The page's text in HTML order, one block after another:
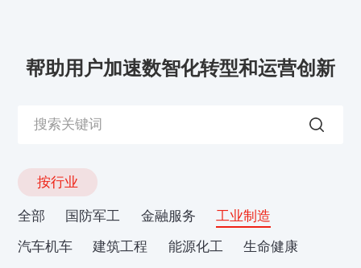
帮助用户加速数智化转型和运营创新
按行业
全部 国防军工 金融服务
工业制造
汽车机车
建筑工程 能源化工
生命健康